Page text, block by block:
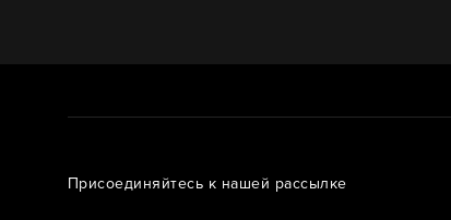
Присоединяйтесь к нашей рассылке